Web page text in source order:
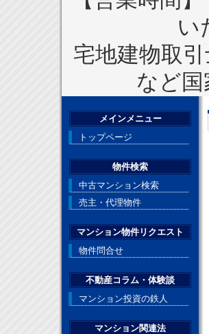
い
宅地建物取
など
メインメニュー
トップページ
物件検索
中古マンション検索
売主・代理物件
マンション物件リクエスト
物件問合せ
不動産コラム・体験談
マンション投資の鉄人
マンション関連法